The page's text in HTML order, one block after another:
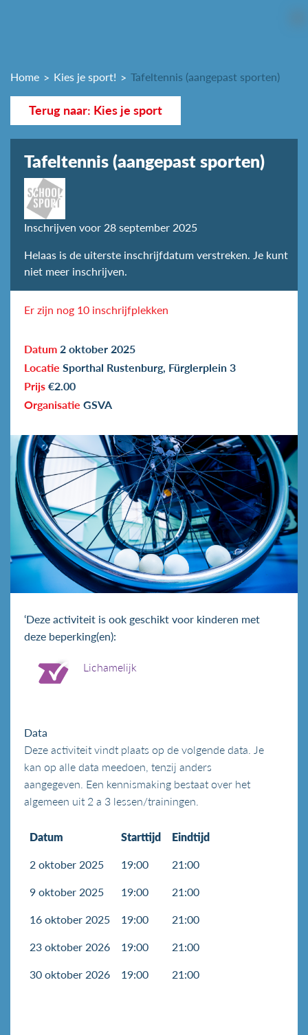
Home Kies je sport! Tafeltennis (aangepast sporten)
Terug naar: Kies je sport
Tafeltennis (aangepast sporten)
Inschrijven voor 28 september 2025
Helaas is de uiterste inschrijfdatum verstreken. Je kunt
niet meer inschrijven.
Er zijn nog 10 inschrijfplekken
Datum 2 oktober 2025
Locatie Sporthal Rustenburg, Fürglerplein 3
Prijs €2.00
Organisatie GSVA
‘Deze activiteit is ook geschikt voor kinderen met
deze beperking(en):
Lichamelijk
Data
Deze activiteit vindt plaats op de volgende data. Je
kan op alle data meedoen, tenzij anders
aangegeven. Een kennismaking bestaat over het
algemeen uit 2 a 3 lessen/trainingen.
Datum Starttijd Eindtijd
2 oktober 2025 19:00 21:00
9 oktober 2025 19:00 21:00
16 oktober 2025 19:00 21:00
23 oktober 2026 19:00 21:00
30 oktober 2026 19:00 21:00